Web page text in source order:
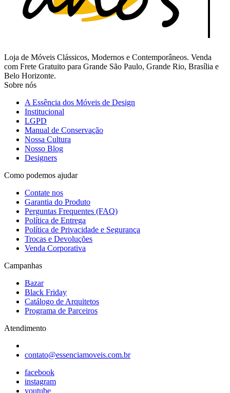
Loja de Móveis Clássicos, Modernos e Contemporâneos. Venda
com Frete Gratuito para Grande São Paulo, Grande Rio, Brasília e
Belo Horizonte.
Sobre nós
A Essência dos Móveis de Design
Institucional
LGPD
Manual de Conservação
Nossa Cultura
Nosso Blog
Designers
Como podemos ajudar
Contate nos
Garantia do Produto
Perguntas Frequentes (FAQ)
Política de Entrega
Política de Privacidade e Segurança
Trocas e Devoluções
Venda Corporativa
Campanhas
Bazar
Black Friday
Catálogo de Arquitetos
Programa de Parceiros
Atendimento
contato@essenciamoveis.com.br
facebook
instagram
youtube